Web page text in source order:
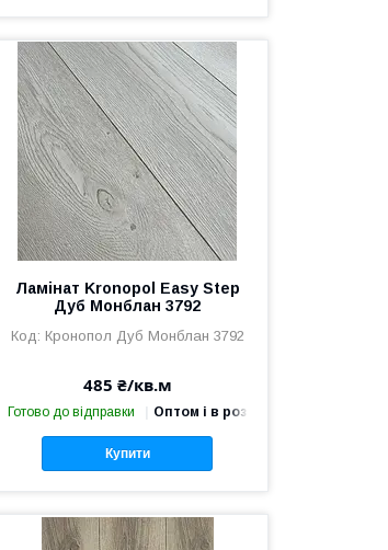
Ламінат Kronopol Easy Step
Дуб Монблан 3792
Кронопол Дуб Монблан 3792
485 ₴/кв.м
Готово до відправки Оптом і в роздріб
Купити